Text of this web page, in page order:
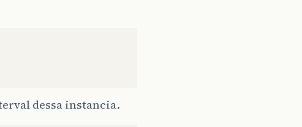
dessa instancia.